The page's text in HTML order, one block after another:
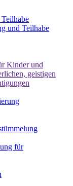
und Teilhabe
Kinder und
geistigen
für